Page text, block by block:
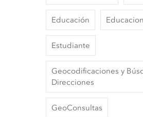
Educación
Estudiante
Geocodificaciones y
Direcciones
GeoConsultas